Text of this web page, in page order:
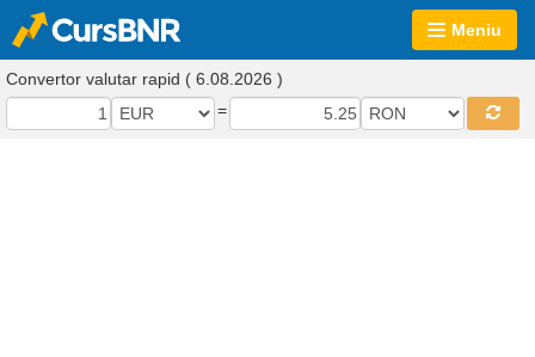
Meniu
Convertor valutar rapid ( 6.08.2026 )
=